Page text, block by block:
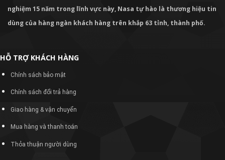
nghiệm 15 năm trong lĩnh vực này, Nasa tự hào là thương hiệu tin
dùng của hàng ngàn khách hàng trên khắp 63 tỉnh, thành phố.
HỖ TRỢ KHÁCH HÀNG
Chính sách bảo mật
Chính sách đổi trả hàng
Giao hàng & vận chuyển
Mua hàng và thanh toán
Thỏa thuận người dùng